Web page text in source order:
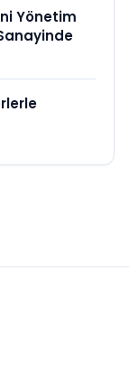
Yönetim